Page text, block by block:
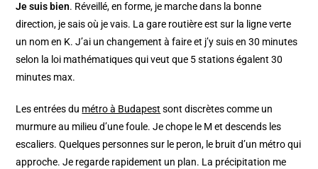
Je suis bien. Réveillé, en forme, je marche dans la bonne
direction, je sais où je vais. La gare routière est sur la ligne verte
un nom en K. J’ai un changement à faire et j’y suis en 30 minutes
selon la loi mathématiques qui veut que 5 stations égalent 30
minutes max.
Les entrées du métro à Budapest sont discrètes comme un
murmure au milieu d’une foule. Je chope le M et descends les
escaliers. Quelques personnes sur le peron, le bruit d’un métro qui
approche. Je regarde rapidement un plan. La précipitation me